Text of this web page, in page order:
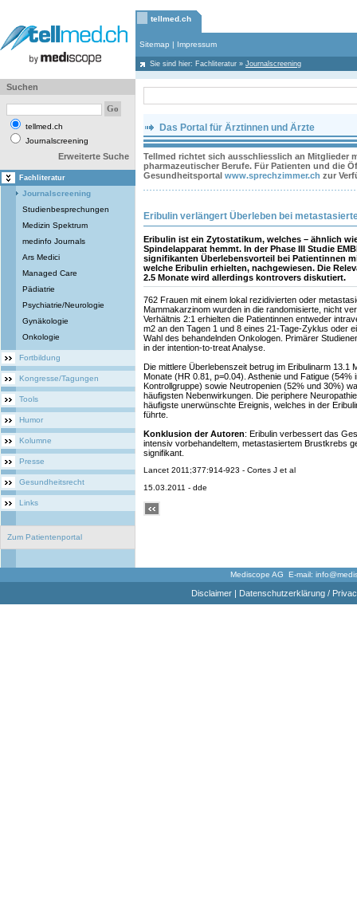
tellmed.ch
Sitemap | Impressum
Sie sind hier: Fachliteratur » Journalscreening
Suchen
tellmed.ch
Journalscreening
Erweiterte Suche
Fachliteratur
Journalscreening
Studienbesprechungen
Medizin Spektrum
medinfo Journals
Ars Medici
Managed Care
Pädiatrie
Psychiatrie/Neurologie
Gynäkologie
Onkologie
Fortbildung
Kongresse/Tagungen
Tools
Humor
Kolumne
Presse
Gesundheitsrecht
Links
Zum Patientenportal
Das Portal für Ärztinnen und Ärzte
Tellmed richtet sich ausschliesslich an Mitglieder
pharmazeutischer Berufe. Für Patienten und die
Gesundheitsportal www.sprechzimmer.ch zur
Eribulin verlängert Überleben bei
Eribulin ist ein Zytostatikum, welches – ähnlich
Spindelapparat hemmt. In der Phase III Studie
signifikanten Überlebensvorteil bei Patientinnen
welche Eribulin erhielten, nachgewiesen. Die
2.5 Monate wird allerdings kontrovers diskutiert.
762 Frauen mit einem lokal rezidivierten oder
Mammakarzinom wurden in die randomisierte, nicht
Verhältnis 2:1 erhielten die Patientinnen entweder
m2 an den Tagen 1 und 8 eines 21-Tage-Zyklus oder
Wahl des behandelnden Onkologen. Primärer
in der intention-to-treat Analyse.
Die mittlere Überlebenszeit betrug im Eribulinarm 13.1
Monate (HR 0.81, p=0.04). Asthenie und Fatigue (54%
Kontrollgruppe) sowie Neutropenien (52% und 30%)
häufigsten Nebenwirkungen. Die periphere
häufigste unerwünschte Ereignis, welches in der
führte.
Konklusion der Autoren: Eribulin verbessert das
intensiv vorbehandeltem, metastasiertem Brustkrebs
signifikant.
Lancet 2011;377:914-923 - Cortes J et al
15.03.2011 - dde
Mediscope AG E-mail:
Disclaimer| Datenschutzerklärung /